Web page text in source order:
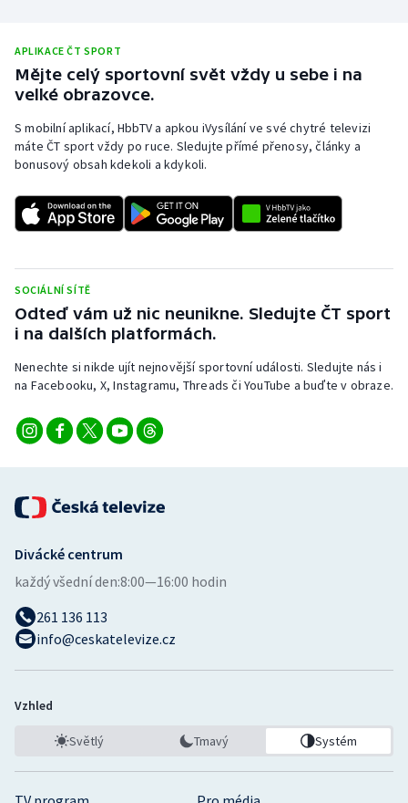
APLIKACE ČT SPORT
Mějte celý sportovní svět vždy u sebe i na
velké obrazovce.
S mobilní aplikací, HbbTV a apkou iVysílání ve své chytré televizi
máte ČT sport vždy po ruce. Sledujte přímé přenosy, články a
bonusový obsah kdekoli a kdykoli.
SOCIÁLNÍ SÍTĚ
Odteď vám už nic neunikne. Sledujte ČT sport
i na dalších platformách.
Nenechte si nikde ujít nejnovější sportovní události. Sledujte nás i
na Facebooku, X, Instagramu, Threads či YouTube a buďte v obraze.
Divácké centrum
každý všední den:8:00—16:00 hodin
261 136 113
info@ceskatelevize.cz
Vzhled
Světlý Tmavý Systém